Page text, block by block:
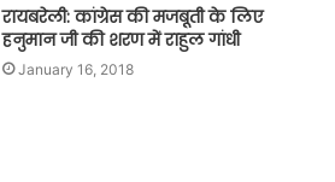
रायबरेली: कांग्रेस की मजबूती के लिए
हनुमान जी की शरण में राहुल गांधी
January 16, 2018